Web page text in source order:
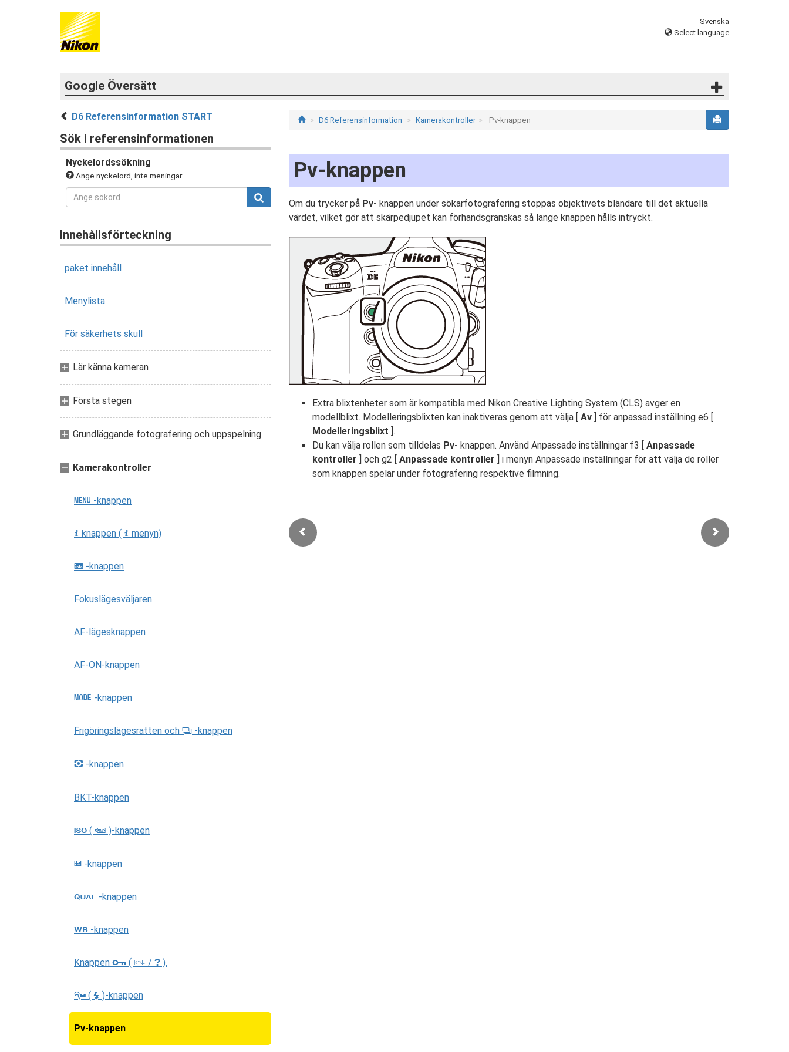
Svenska
Select language
Google Översätt
D6 Referensinformation START
Sök i referensinformationen
Nyckelordssökning
Ange nyckelord, inte meningar.
Innehållsförteckning
paket innehåll
Menylista
För säkerhets skull
Lär känna kameran
Första stegen
Grundläggande fotografering och uppspelning
Kamerakontroller
G -knappen
i knappen ( i menyn)
R -knappen
Fokuslägesväljaren
AF-lägesknappen
AF-ON-knappen
I -knappen
Frigöringslägesratten och S -knappen
Y -knappen
BKT-knappen
S ( Q )-knappen
E -knappen
T -knappen
U -knappen
Knappen g ( h / Q ).
W ( N )-knappen
Pv-knappen
D6 Referensinformation Kamerakontroller Pv-knappen
Pv-knappen
Om du trycker på Pv- knappen under sökarfotografering stoppas objektivets bländare till det aktuella
värdet, vilket gör att skärpedjupet kan förhandsgranskas så länge knappen hålls intryckt.
Extra blixtenheter som är kompatibla med Nikon Creative Lighting System (CLS) avger en
modellblixt. Modelleringsblixten kan inaktiveras genom att välja [ Av ] för anpassad inställning e6 [
Modelleringsblixt ].
Du kan välja rollen som tilldelas Pv- knappen. Använd Anpassade inställningar f3 [ Anpassade
kontroller ] och g2 [ Anpassade kontroller ] i menyn Anpassade inställningar för att välja de roller
som knappen spelar under fotografering respektive filmning.